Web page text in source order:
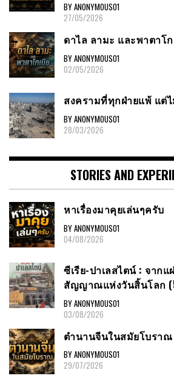
BY ANONYMOUS01
27/05/2026
ดาไล ลามะ และพาตาโ
BY ANONYMOUS01
02/05/2026
สงครามที่ทุกฝ่ายแพ้ แต่
BY ANONYMOUS01
28/03/2026
STORIES AND
หาเรื่องมาคุยเล่นๆครับ
BY ANONYMOUS01
04/08/2026
ซีเรีย-ปาเลสไตน์ : จาก
สัญญาณแห่งวันสิ้นโลก
BY ANONYMOUS01
03/08/2026
ตำนานจีนในสมัยโบราณ
BY ANONYMOUS01
29/07/2026